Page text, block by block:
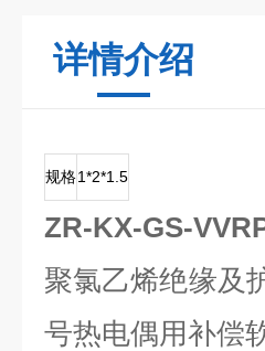
详情介绍
规格1*2*1.5
ZR-KX-GS-
聚氯乙烯绝缘及
号热电偶用补偿